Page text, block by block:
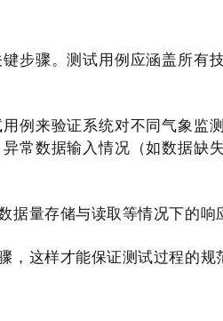
步骤。测试用例应涵盖所有
例来验证系统对不同气象监
常数据输入情况（如数据缺
量存储与读取等情况下的响
这样才能保证测试过程的规